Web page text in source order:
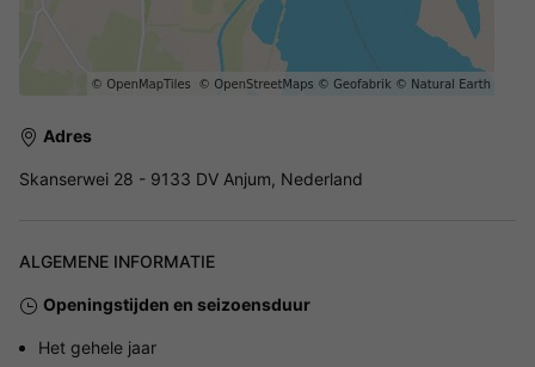
Adres
Skanserwei 28 - 9133 DV Anjum, Nederland
ALGEMENE INFORMATIE
Openingstijden en seizoensduur
Het gehele jaar